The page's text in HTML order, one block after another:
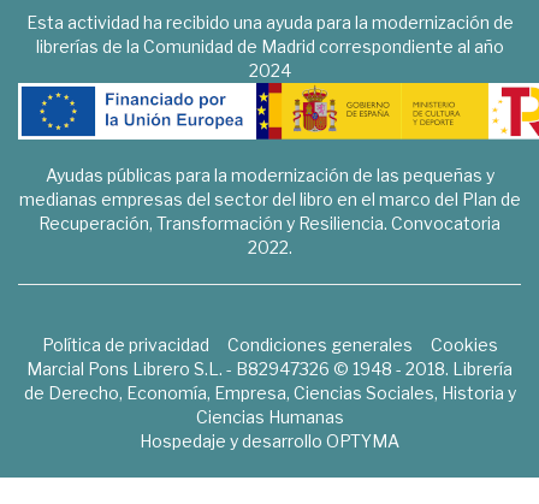
Esta actividad ha recibido una ayuda para la modernización de
librerías de la Comunidad de Madrid correspondiente al año
2024
Ayudas públicas para la modernización de las pequeñas y
medianas empresas del sector del libro en el marco del Plan de
Recuperación, Transformación y Resiliencia. Convocatoria
2022.
Política de privacidad Condiciones generales
Cookies
Marcial Pons Librero S.L. - B82947326 © 1948 - 2018. Librería
de Derecho, Economía, Empresa, Ciencias Sociales, Historia y
Ciencias Humanas
Hospedaje y desarrollo OPTYMA